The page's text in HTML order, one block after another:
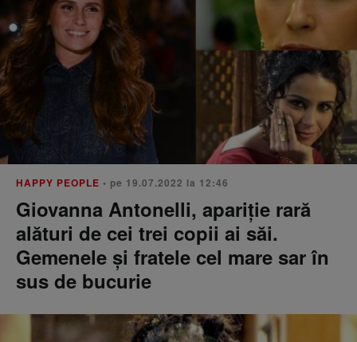
HAPPY PEOPLE • pe 19.07.2022 la 12:46
Giovanna Antonelli, apariție rară
alături de cei trei copii ai săi.
Gemenele și fratele cel mare sar în
sus de bucurie